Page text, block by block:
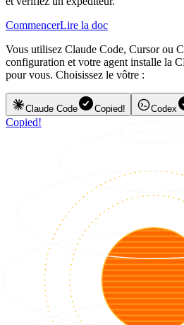
CommencerLire la doc
Vous utilisez Claude Code, Cursor ou
configuration et votre agent installe la
pour vous. Choisissez le vôtre :
Claude Code Copied! Codex
Copied!